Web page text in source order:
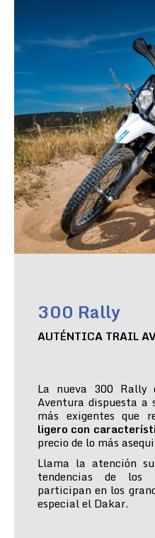
300 Rally
AUTÉNTICA TRAIL
La nueva 300
Aventura dispuesta a
más exigentes que
ligero con
precio de lo más
Llama la atención
tendencias de los
participan en los
especial el Dakar.